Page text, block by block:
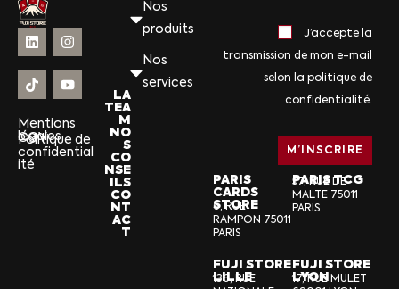
Mentions
légales
CGV
Politique de
confidential
ité
Nos
produits
Nos
services
LA
TEA
M
NO
S
CO
NSE
ILS
CO
NT
AC
T
J’accepte la
transmission de mon e-mail
selon la politique de
confidentialité.
PARIS
CARDS
STORE
6, RUE
RAMPON 75011
PARIS
PARIS TCG
57, RUE DE
MALTE 75011
PARIS
FUJI STORE
LILLE
136, RUE
FUJI STORE
LYON
17, RUE MULET